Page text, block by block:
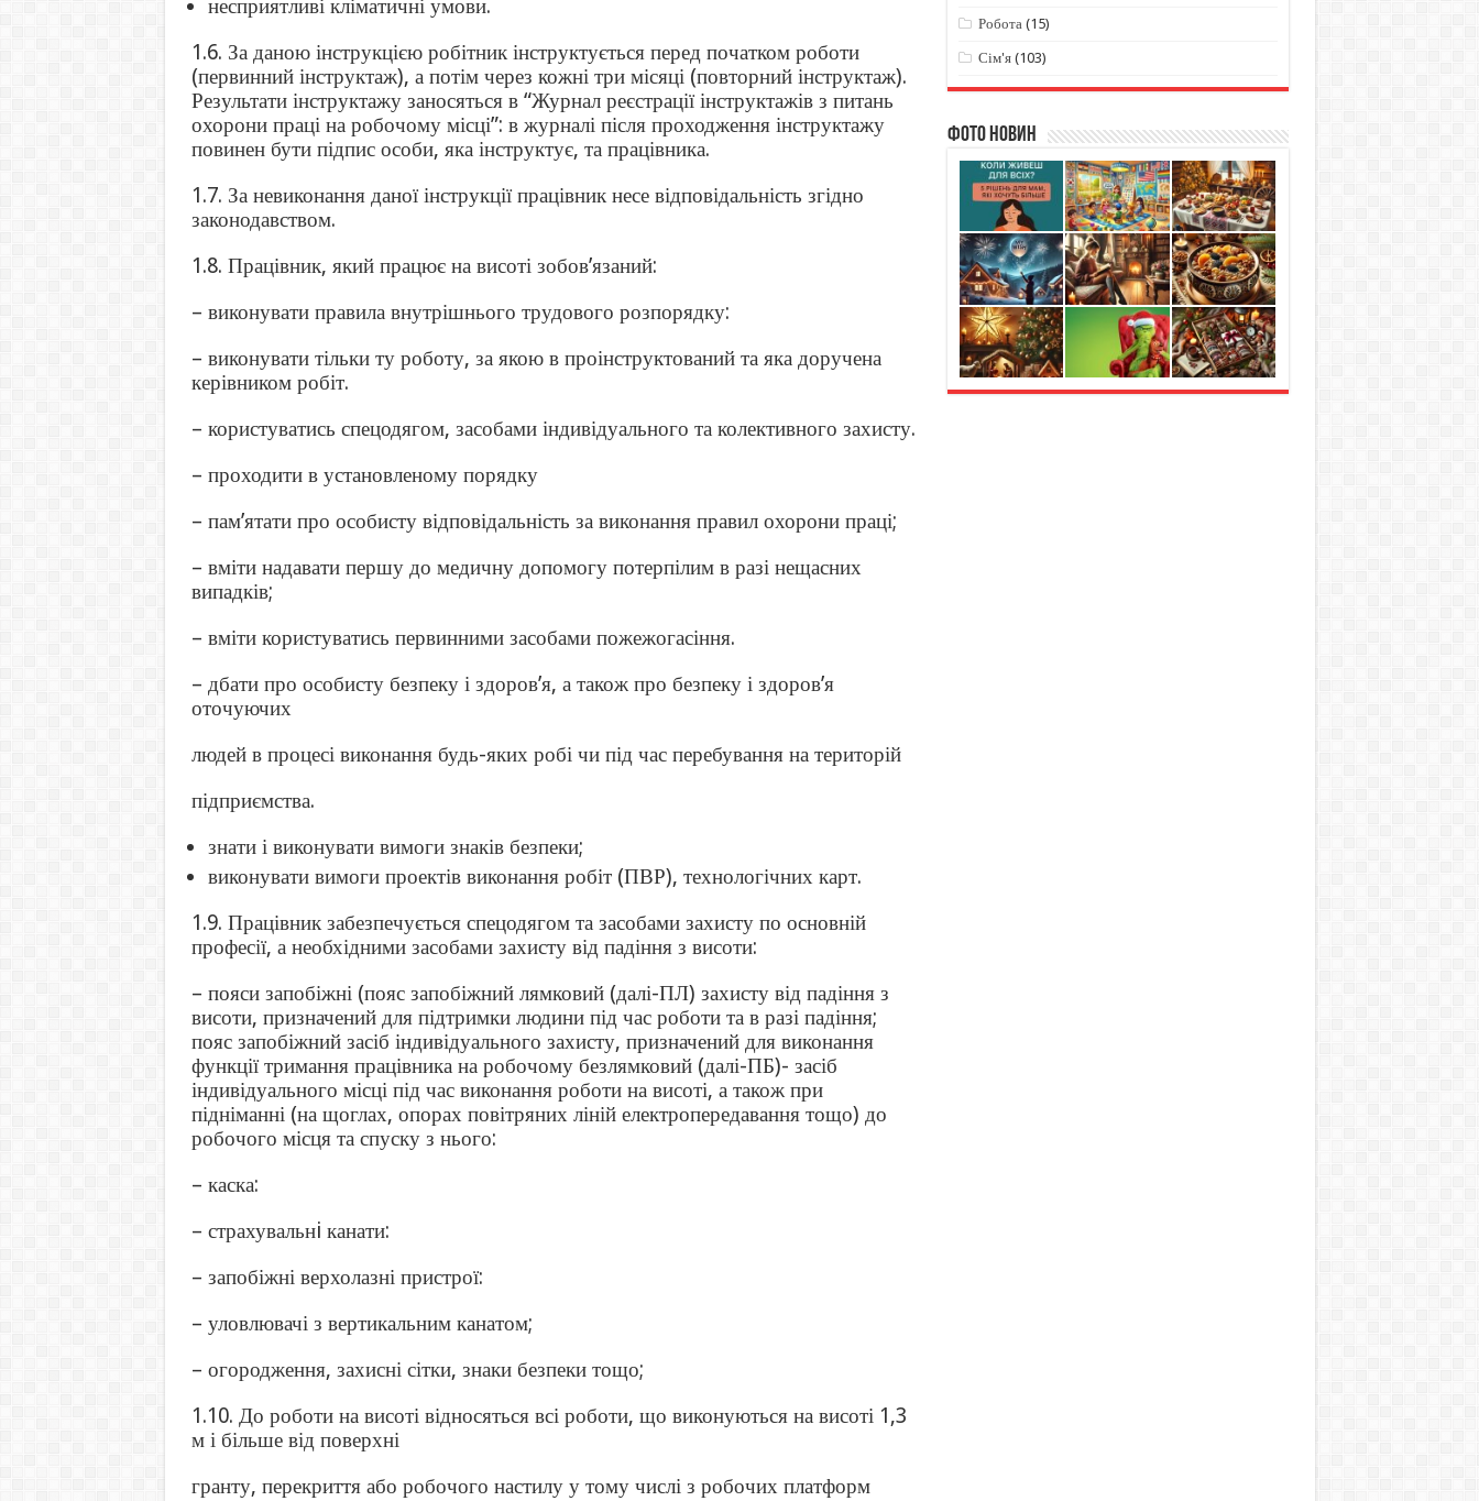
несприятливі кліматичні умови.
1.6. За даною інструкцією робітник інструктується перед початком роботи
(первинний інструктаж), а потім через кожні три місяці (повторний інструктаж).
Результати інструктажу заносяться в “Журнал реєстрації інструктажів з питань
охорони праці на робочому місці”: в журналі після проходження інструктажу
повинен бути підпис особи, яка інструктує, та працівника.
1.7. За невиконання даної інструкції працівник несе відповідальність згідно
законодавством.
1.8. Працівник, який працює на висоті зобов’язаний:
– виконувати правила внутрішнього трудового розпорядку:
– виконувати тільки ту роботу, за якою в проінструктований та яка доручена
керівником робіт.
– користуватись спецодягом, засобами індивідуального та колективного захисту.
– проходити в установленому порядку
– пам’ятати про особисту відповідальність за виконання правил охорони праці;
– вміти надавати першу до медичну допомогу потерпілим в разі нещасних
випадків;
– вміти користуватись первинними засобами пожежогасіння.
– дбати про особисту безпеку і здоров’я, а також про безпеку і здоров’я
оточуючих
людей в процесі виконання будь-яких робі чи під час перебування на територій
підприємства.
знати і виконувати вимоги знаків безпеки;
виконувати вимоги проектів виконання робіт (ПВР), технологічних карт.
1.9. Працівник забезпечується спецодягом та засобами захисту по основній
професії, а необхідними засобами захисту від падіння з висоти:
– пояси запобіжні (пояс запобіжний лямковий (далі-ПЛ) захисту від падіння з
висоти, призначений для підтримки людини під час роботи та в разі падіння;
пояс запобіжний засіб індивідуального захисту, призначений для виконання
функції тримання працівника на робочому безлямковий (далі-ПБ)- засіб
індивідуального місці під час виконання роботи на висоті, а також при
підніманні (на щоглах, опорах повітряних ліній електропередавання тощо) до
робочого місця та спуску з нього:
– каска:
– страхувальнi канати:
– запобіжні верхолазні пристрої:
– уловлювачі з вертикальним канатом;
– огородження, захисні сітки, знаки безпеки тощо;
1.10. До роботи на висоті відносяться всі роботи, що виконуються на висоті 1,3
м і більше від поверхні
гранту, перекриття або робочого настилу у тому числі з робочих платформ
Робота (15)
Сім'я (103)
Фото новин